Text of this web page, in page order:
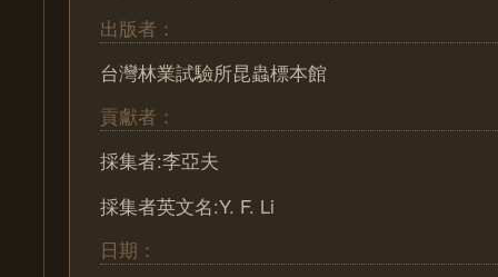
出版者：
台灣林業試驗所昆蟲標本館
貢獻者：
採集者:李亞夫
採集者英文名:Y. F. Li
日期：